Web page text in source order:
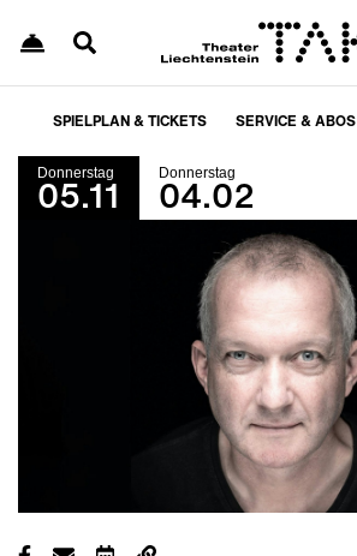
SPIELPLAN & TICKETS SERVICE & ABOS
Donnerstag
05.11 Donnerstag
04.02